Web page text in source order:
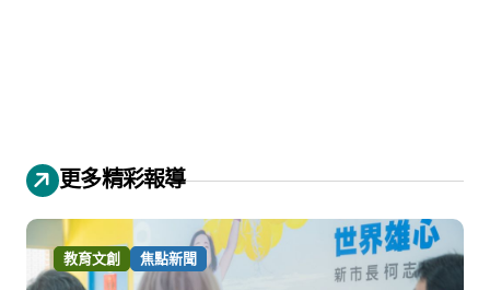
更多精彩報導
教育文創 焦點新聞